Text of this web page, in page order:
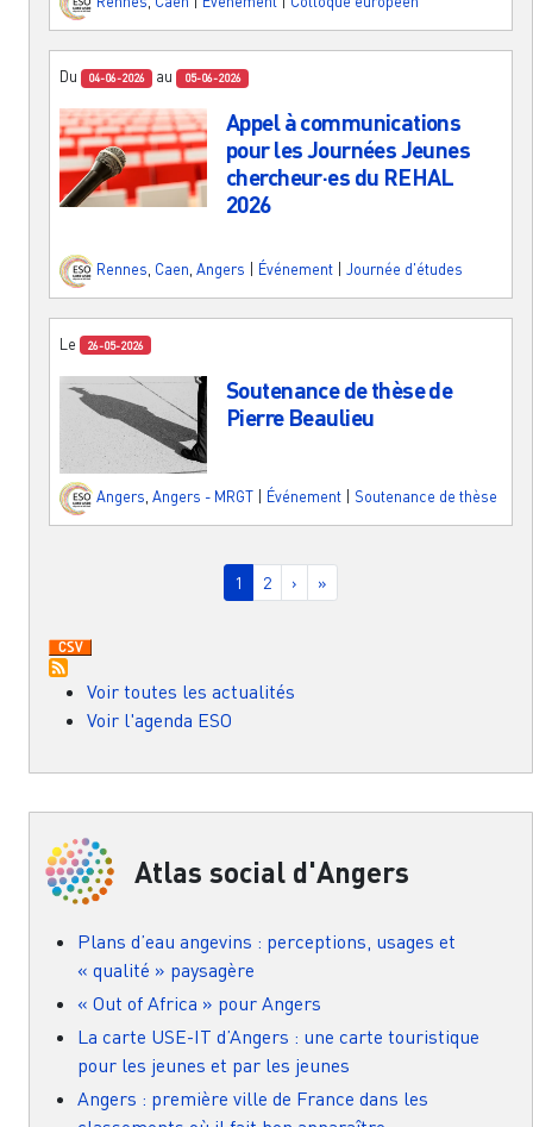
Du 04-06-2026 au 05-06-2026
Appel à communications
pour les Journées Jeunes
chercheur·es du REHAL
2026
Rennes Caen Angers Événement Journée d'études
Le 26-05-2026
Soutenance de thèse de
Pierre Beaulieu
Angers Angers - MRGT Événement Soutenance de thèse
Page courante
1 Page
2 Page suivante
› Dernière page
»
Voir toutes les actualités
Voir l'agenda ESO
Atlas social d'Angers
Plans d’eau angevins : perceptions, usages et
« qualité » paysagère
« Out of Africa » pour Angers
La carte USE-IT d’Angers : une carte touristique
pour les jeunes et par les jeunes
Angers : première ville de France dans les